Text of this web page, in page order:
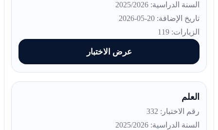
السنة الدراسية: 2025/2026
تاريخ الإضافة: 20-05-2026
الزيارات: 119
عرض الاختبار
العلم
رقم الاختبار: 332
السنة الدراسية: 2025/2026